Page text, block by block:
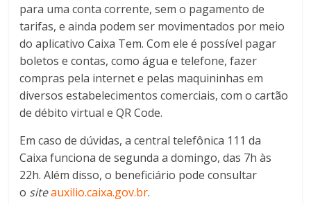
para uma conta corrente, sem o pagamento de
tarifas, e ainda podem ser movimentados por meio
do aplicativo Caixa Tem. Com ele é possível pagar
boletos e contas, como água e telefone, fazer
compras pela internet e pelas maquininhas em
diversos estabelecimentos comerciais, com o cartão
de débito virtual e QR Code.
Em caso de dúvidas, a central telefônica 111 da
Caixa funciona de segunda a domingo, das 7h às
22h. Além disso, o beneficiário pode consultar
o siteauxilio.caixa.gov.br.